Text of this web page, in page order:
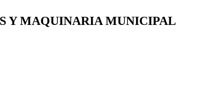
Y MAQUINARIA MUNICIPAL